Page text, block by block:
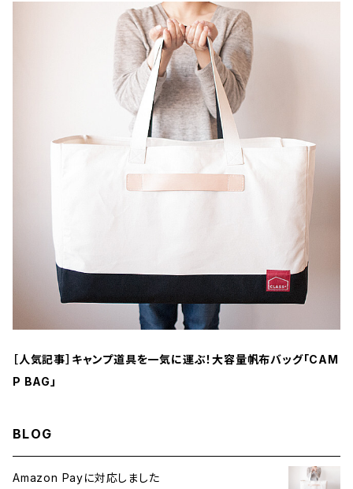
［人気記事］キャンプ道具を一気に運ぶ！大容量帆布バッグ「CAM
P BAG」
BLOG
Amazon Payに対応しました